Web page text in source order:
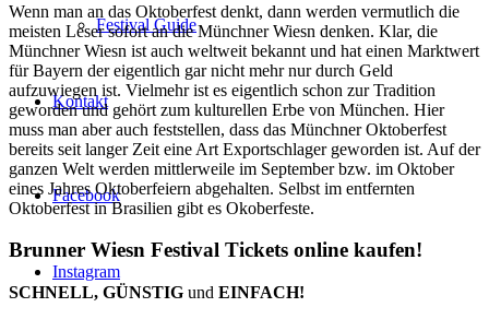
Festival Guide
Kontakt
Facebook
Instagram
Wenn man an das Oktoberfest denkt, dann werden vermutlich die
meisten Leser sofort an die Münchner Wiesn denken. Klar, die
Münchner Wiesn ist auch weltweit bekannt und hat einen Marktwert
für Bayern der eigentlich gar nicht mehr nur durch Geld
aufzuwiegen ist. Vielmehr ist es eigentlich schon zur Tradition
geworden und gehört zum kulturellen Erbe von München. Hier
muss man aber auch feststellen, dass das Münchner Oktoberfest
bereits seit langer Zeit eine Art Exportschlager geworden ist. Auf der
ganzen Welt werden mittlerweile im September bzw. im Oktober
eines Jahres Oktoberfeiern abgehalten. Selbst im entfernten
Oktoberfest in Brasilien gibt es Okoberfeste.
Brunner Wiesn Festival Tickets online kaufen!
SCHNELL, GÜNSTIG und EINFACH!